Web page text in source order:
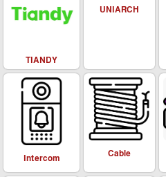
UNIARCH
TIANDY
Cable
Intercom